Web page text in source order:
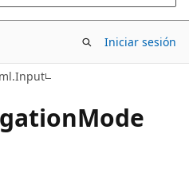
Iniciar sesión
Mode